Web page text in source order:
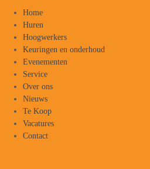
Home
Huren
Hoogwerkers
Keuringen en onderhoud
Evenementen
Service
Over ons
Nieuws
Te Koop
Vacatures
Contact